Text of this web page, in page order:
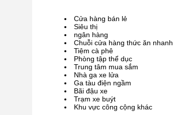
Cửa hàng bán lẻ
Siêu thị
ngân hàng
Chuỗi cửa hàng thức ăn nhanh
Tiệm cà phê
Phòng tập thể dục
Trung tâm mua sắm
Nhà ga xe lửa
Ga tàu điện ngầm
Bãi đậu xe
Trạm xe buýt
Khu vực công cộng khác